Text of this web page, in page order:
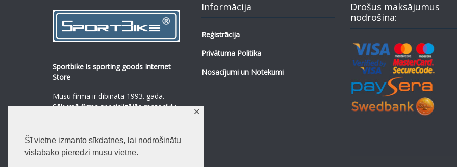
Šī vietne izmanto sīkdatnes, lai nodrošinātu
vislabāko pieredzi mūsu vietnē.
✕
Sportbike is sporting goods Internet
Store
Mūsu firma ir dibināta 1993. gadā.
Sākumā firma specializējās motociklu,
Lasīt vairāk
Informācija
Reģistrācija
Privātuma Politika
Nosacījumi un Notekumi
Drošus maksājumus
nodrošina:
0